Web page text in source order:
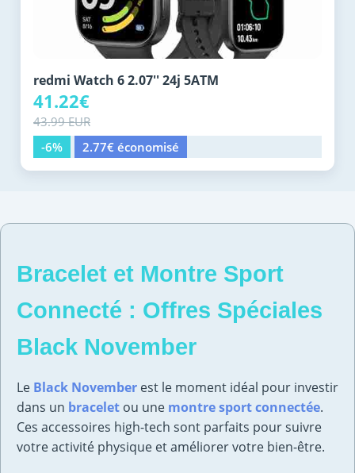
redmi Watch 6 2.07'' 24j 5ATM
41.22€
43.99 EUR
-6%
2.77€ économisé
Bracelet et Montre Sport
Connecté : Offres Spéciales
Black November
Le Black November est le moment idéal pour investir
dans un bracelet ou une montre sport connectée.
Ces accessoires high-tech sont parfaits pour suivre
votre activité physique et améliorer votre bien-être.